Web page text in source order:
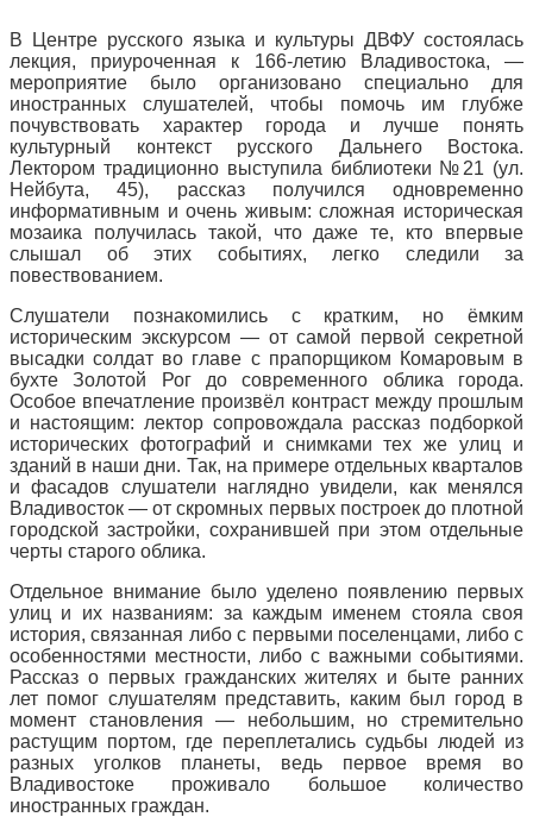
В Центре русского языка и культуры ДВФУ состоялась
лекция, приуроченная к 166‑летию Владивостока, —
мероприятие было организовано специально для
иностранных слушателей, чтобы помочь им глубже
почувствовать характер города и лучше понять
культурный контекст русского Дальнего Востока.
Лектором традиционно выступила библиотеки №21 (ул.
Нейбута, 45), рассказ получился одновременно
информативным и очень живым: сложная историческая
мозаика получилась такой, что даже те, кто впервые
слышал об этих событиях, легко следили за
повествованием.
Слушатели познакомились с кратким, но ёмким
историческим экскурсом — от самой первой секретной
высадки солдат во главе с прапорщиком Комаровым в
бухте Золотой Рог до современного облика города.
Особое впечатление произвёл контраст между прошлым
и настоящим: лектор сопровождала рассказ подборкой
исторических фотографий и снимками тех же улиц и
зданий в наши дни. Так, на примере отдельных кварталов
и фасадов слушатели наглядно увидели, как менялся
Владивосток — от скромных первых построек до плотной
городской застройки, сохранившей при этом отдельные
черты старого облика.
Отдельное внимание было уделено появлению первых
улиц и их названиям: за каждым именем стояла своя
история, связанная либо с первыми поселенцами, либо с
особенностями местности, либо с важными событиями.
Рассказ о первых гражданских жителях и быте ранних
лет помог слушателям представить, каким был город в
момент становления — небольшим, но стремительно
растущим портом, где переплетались судьбы людей из
разных уголков планеты, ведь первое время во
Владивостоке проживало большое количество
иностранных граждан.